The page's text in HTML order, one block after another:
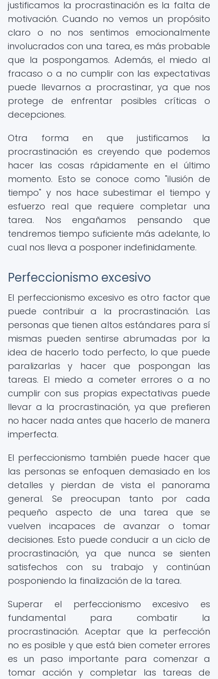
justificamos la procrastinación es la falta de
motivación. Cuando no vemos un propósito
claro o no nos sentimos emocionalmente
involucrados con una tarea, es más probable
que la pospongamos. Además, el miedo al
fracaso o a no cumplir con las expectativas
puede llevarnos a procrastinar, ya que nos
protege de enfrentar posibles críticas o
decepciones.
Otra forma en que justificamos la
procrastinación es creyendo que podemos
hacer las cosas rápidamente en el último
momento. Esto se conoce como "ilusión de
tiempo" y nos hace subestimar el tiempo y
esfuerzo real que requiere completar una
tarea. Nos engañamos pensando que
tendremos tiempo suficiente más adelante, lo
cual nos lleva a posponer indefinidamente.
Perfeccionismo excesivo
El perfeccionismo excesivo es otro factor que
puede contribuir a la procrastinación. Las
personas que tienen altos estándares para sí
mismas pueden sentirse abrumadas por la
idea de hacerlo todo perfecto, lo que puede
paralizarlas y hacer que pospongan las
tareas. El miedo a cometer errores o a no
cumplir con sus propias expectativas puede
llevar a la procrastinación, ya que prefieren
no hacer nada antes que hacerlo de manera
imperfecta.
El perfeccionismo también puede hacer que
las personas se enfoquen demasiado en los
detalles y pierdan de vista el panorama
general. Se preocupan tanto por cada
pequeño aspecto de una tarea que se
vuelven incapaces de avanzar o tomar
decisiones. Esto puede conducir a un ciclo de
procrastinación, ya que nunca se sienten
satisfechos con su trabajo y continúan
posponiendo la finalización de la tarea.
Superar el perfeccionismo excesivo es
fundamental para combatir la
procrastinación. Aceptar que la perfección
no es posible y que está bien cometer errores
es un paso importante para comenzar a
tomar acción y completar las tareas de